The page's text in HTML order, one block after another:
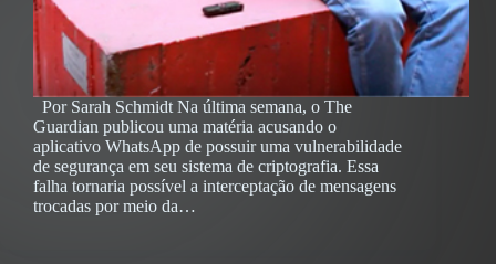
Por Sarah Schmidt Na última semana, o The
Guardian publicou uma matéria acusando o
aplicativo WhatsApp de possuir uma vulnerabilidade
de segurança em seu sistema de criptografia. Essa
falha tornaria possível a interceptação de mensagens
trocadas por meio da…